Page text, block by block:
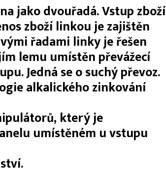
jako dvouřadá. Vstup zboží
zboží linkou je zajištěn
řadami linky je řešen
lemu umístěn převážecí
Jedná se o suchý převoz.
alkalického zinkování
který je
umístěném u vstupu